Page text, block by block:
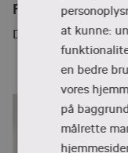
Fagområder
Dansk somat kunne:
en bedre
vores
på
målrette